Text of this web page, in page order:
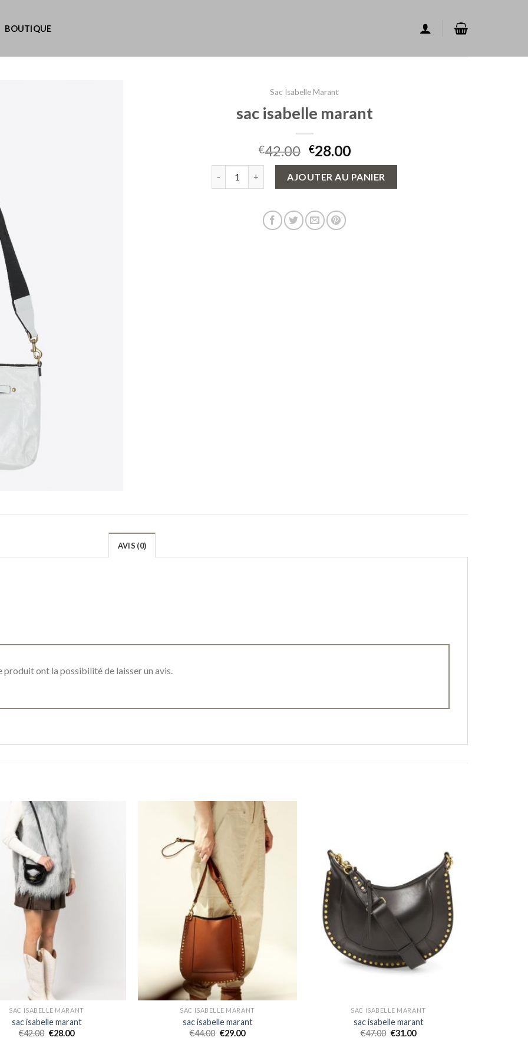
BOUTIQUE
Sac Isabelle Marant
sac isabelle marant
€42.00 €28.00
AJOUTER AU PANIER
AVIS (0)
produit ont la possibilité de laisser un avis.
SAC ISABELLE MARANT
sac isabelle marant
€42.00 €28.00
SAC ISABELLE MARANT
sac isabelle marant
€44.00 €29.00
SAC ISABELLE MARANT
sac isabelle marant
€47.00 €31.00